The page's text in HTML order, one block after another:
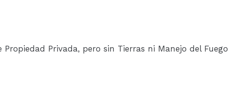
Privada, pero sin Tierras ni Manejo del Fuego